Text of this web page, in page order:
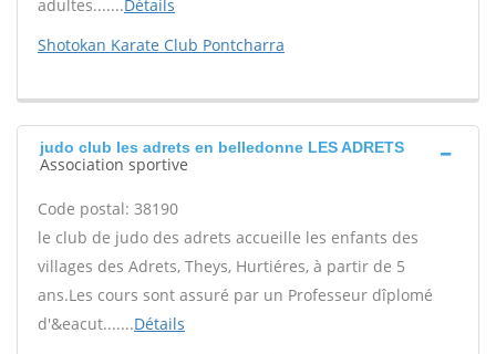
adultes.......Détails
Shotokan Karate Club Pontcharra
judo club les adrets en belledonne LES ADRETS
Association sportive
Code postal: 38190
le club de judo des adrets accueille les enfants des
villages des Adrets, Theys, Hurtiéres, à partir de 5
ans.Les cours sont assuré par un Professeur dîplomé
d'&eacut.......Détails